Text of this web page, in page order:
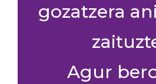
gozatzera
Agur